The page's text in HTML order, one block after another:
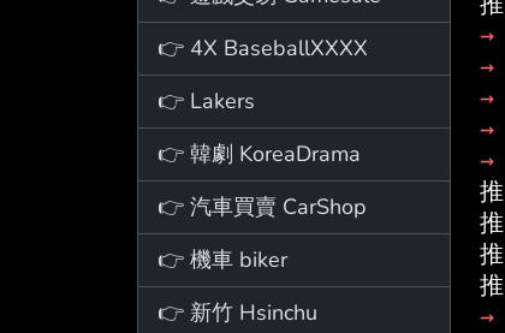
👉 4X BaseballXXXX
👉 Lakers
👉 韓劇 KoreaDrama
👉 汽車買賣 CarShop
👉 機車 biker
👉 新竹 Hsinchu
→
→
→
→
→
推
推
推
推
→